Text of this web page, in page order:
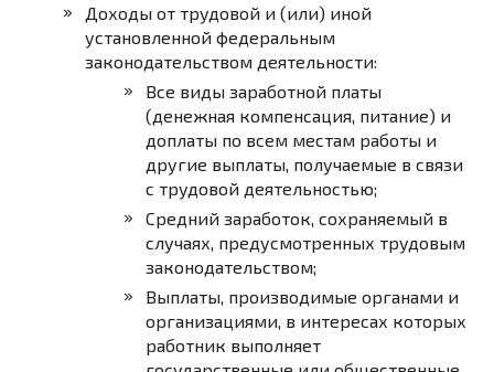
Доходы от трудовой и (или) иной
установленной федеральным
законодательством деятельности:
Все виды заработной платы
(денежная компенсация, питание) и
доплаты по всем местам работы и
другие выплаты, получаемые в связи
с трудовой деятельностью;
Средний заработок, сохраняемый в
случаях, предусмотренных трудовым
законодательством;
Выплаты, производимые органами и
организациями, в интересах которых
работник выполняет